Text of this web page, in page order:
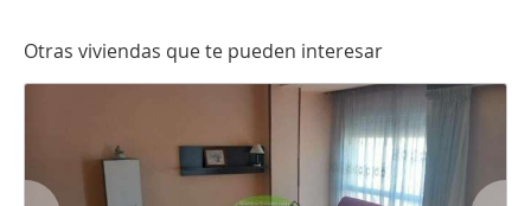
Otras viviendas que te pueden interesar